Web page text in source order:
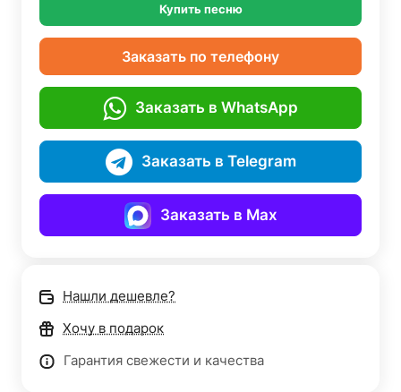
Купить песню
Заказать по телефону
Заказать в WhatsApp
Заказать в Telegram
Заказать в Max
Нашли дешевле?
Хочу в подарок
Гарантия свежести и качества